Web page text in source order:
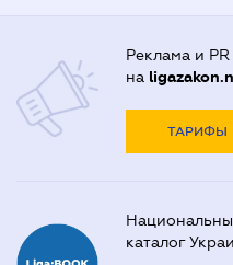
Реклама и PR
на
ТАРИФЫ
каталог